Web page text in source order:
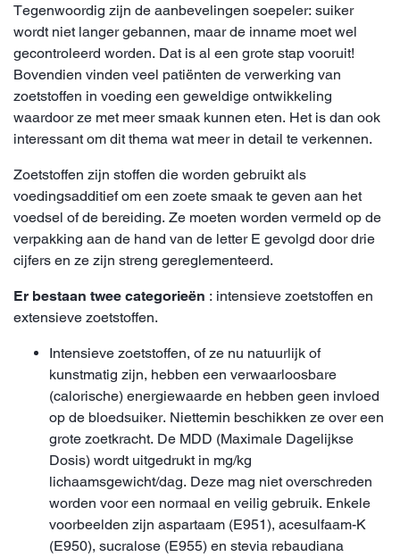
Tegenwoordig zijn de aanbevelingen soepeler: suiker
wordt niet langer gebannen, maar de inname moet wel
gecontroleerd worden. Dat is al een grote stap vooruit!
Bovendien vinden veel patiënten de verwerking van
zoetstoffen in voeding een geweldige ontwikkeling
waardoor ze met meer smaak kunnen eten. Het is dan ook
interessant om dit thema wat meer in detail te verkennen.
Zoetstoffen zijn stoffen die worden gebruikt als
voedingsadditief om een zoete smaak te geven aan het
voedsel of de bereiding. Ze moeten worden vermeld op de
verpakking aan de hand van de letter E gevolgd door drie
cijfers en ze zijn streng gereglementeerd.
Er bestaan twee categorieën : intensieve zoetstoffen en
extensieve zoetstoffen.
Intensieve zoetstoffen, of ze nu natuurlijk of
kunstmatig zijn, hebben een verwaarloosbare
(calorische) energiewaarde en hebben geen invloed
op de bloedsuiker. Niettemin beschikken ze over een
grote zoetkracht. De MDD (Maximale Dagelijkse
Dosis) wordt uitgedrukt in mg/kg
lichaamsgewicht/dag. Deze mag niet overschreden
worden voor een normaal en veilig gebruik. Enkele
voorbeelden zijn aspartaam (E951), acesulfaam-K
(E950), sucralose (E955) en stevia rebaudiana